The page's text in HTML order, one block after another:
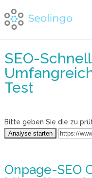
SEO-
Test
Bitte geben Sie die zu
Onpage-SEO